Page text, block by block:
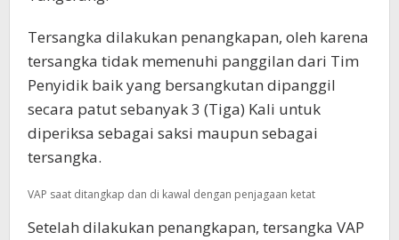
Tersangka dilakukan penangkapan, oleh karena
tersangka tidak memenuhi panggilan dari Tim
Penyidik baik yang bersangkutan dipanggil
secara patut sebanyak 3 (Tiga) Kali untuk
diperiksa sebagai saksi maupun sebagai
tersangka.
VAP saat ditangkap dan di kawal dengan penjagaan ketat
Setelah dilakukan penangkapan, tersangka VAP